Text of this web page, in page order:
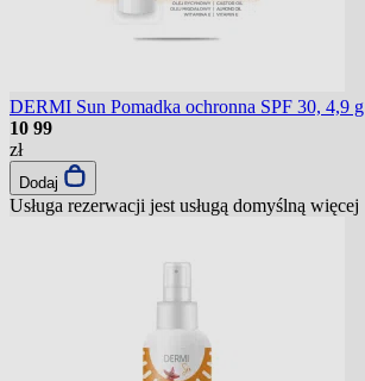
DERMI Sun Pomadka ochronna SPF 30, 4,9 g
10 99
zł
Dodaj
Usługa rezerwacji jest usługą domyślną więcej